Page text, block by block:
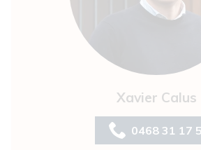
Xavier Calus
0468 31 17